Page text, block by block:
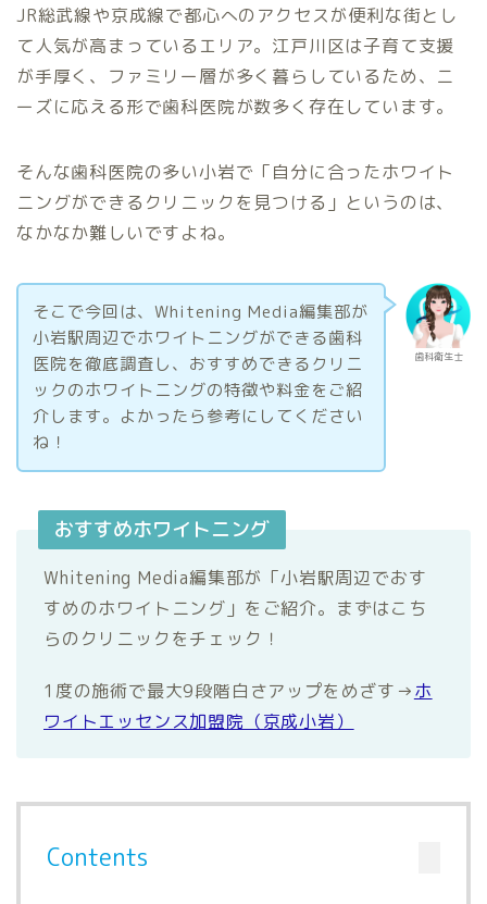
JR総武線や京成線で都心へのアクセスが便利な街とし
て人気が高まっているエリア。江戸川区は子育て支援
が手厚く、ファミリー層が多く暮らしているため、ニ
ーズに応える形で歯科医院が数多く存在しています。
そんな歯科医院の多い小岩で「自分に合ったホワイト
ニングができるクリニックを見つける」というのは、
なかなか難しいですよね。
歯科衛生士
そこで今回は、Whitening Media編集部が
小岩駅周辺でホワイトニングができる歯科
医院を徹底調査し、おすすめできるクリニ
ックのホワイトニングの特徴や料金をご紹
介します。よかったら参考にしてください
ね！
おすすめホワイトニング
Whitening Media編集部が「小岩駅周辺でおす
すめのホワイトニング」をご紹介。まずはこち
らのクリニックをチェック！
1度の施術で最大9段階白さアップをめざす→ホ
ワイトエッセンス加盟院（京成小岩）
Contents